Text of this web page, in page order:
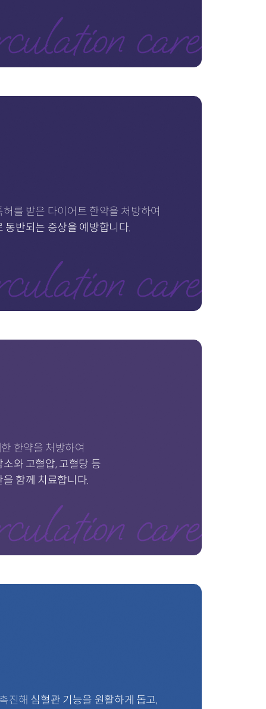
를 받은 다이어트 한약을 처방하여
동반되는 증상을 예방합니다.
한약을 처방하여
와 고혈압, 고혈당 등
함께 치료합니다.
진해 심혈관 기능을 원활하게 돕고,